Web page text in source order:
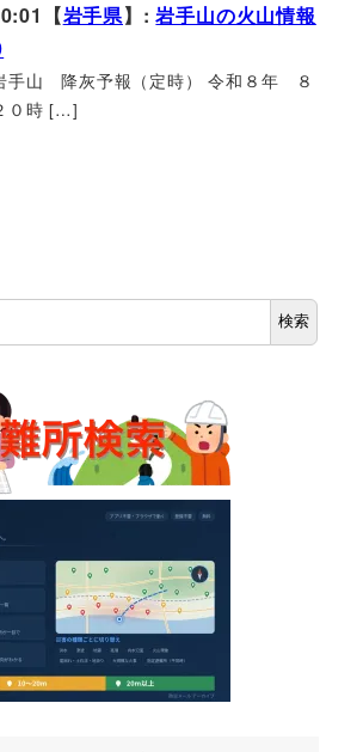
【岩手県】:岩手山の火山情報
山 降灰予報（定時） 令和８年 ８
０時 […]
検索